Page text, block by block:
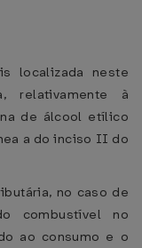
localizada neste
relativamente à
de álcool etílico
a do inciso II do
no caso de
combustível no
ao consumo e o